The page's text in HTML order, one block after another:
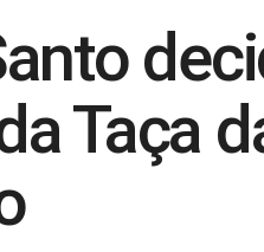
Taça